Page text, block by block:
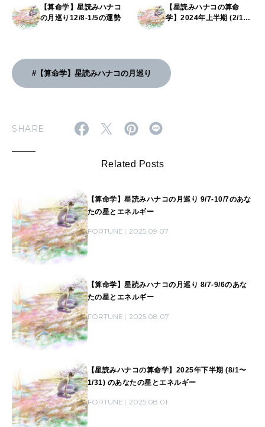
2025年12月号「お酒の新常識。」
【算命学】星読みハナコ
の月巡り12/8-1/5の運勢
【星読みハナコの算命
学】2024年上半期 (2/1〜
#【算命学】星読みハナコの月巡り
SHARE
Related Posts
【算命学】星読みハナコの月巡り 9/7-10/7のあな
たの星とエネルギー
FORTUNE 2025.09.07
【算命学】星読みハナコの月巡り 8/7-9/6のあな
たの星とエネルギー
FORTUNE 2025.08.07
【星読みハナコの算命学】2025年下半期 (8/1〜
1/31) のあなたの星とエネルギー
FORTUNE 2025.08.01